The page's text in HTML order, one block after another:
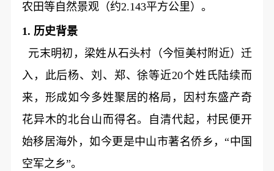
农田等自然景观（约2.143平方公里）。
1. 历史背景
元末明初，梁姓从石头村（今恒美村附近）迁
入，此后杨、刘、郑、徐等近20个姓氏陆续而
来，形成如今多姓聚居的格局，因村东盛产奇
花异木的北台山而得名。自清代起，村民便开
始移居海外，如今更是中山市著名侨乡，“中国
空军之乡”。